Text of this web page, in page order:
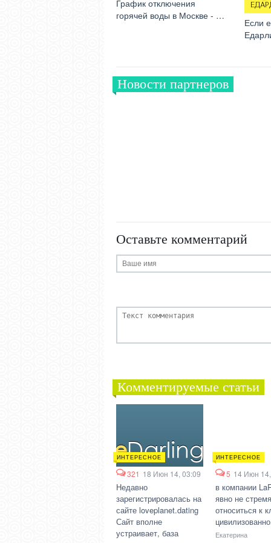
График отключения
горячей воды в Москве - …
Если
Новости партнеров
Оставьте комментарий
Комментируемые статьи
ИНТЕРЕСНОЕ
321 18 Июн 14, 03:09
Недавно
зарегистрировалась на
сайте loveplanet.dating
Сайт вполне
устраивает, база
ИНТЕРЕСНОЕ
5 14 Июн
в компании
явно не
относиться к
Екатерина